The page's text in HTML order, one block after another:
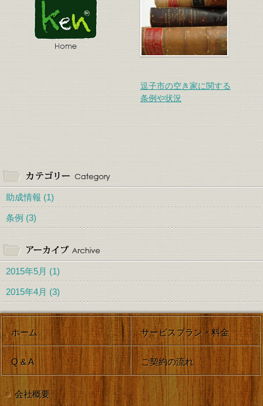
逗子市の空き家に関する
条例や状況
助成情報 (1)
条例 (3)
2015年5月 (1)
2015年4月 (3)
ホーム サービスプラン・料金
Q & A ご契約の流れ
会社概要